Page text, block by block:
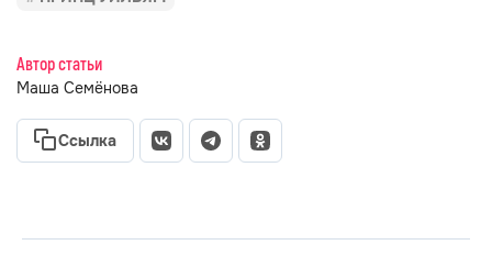
Автор статьи
Маша Семёнова
Ссылка